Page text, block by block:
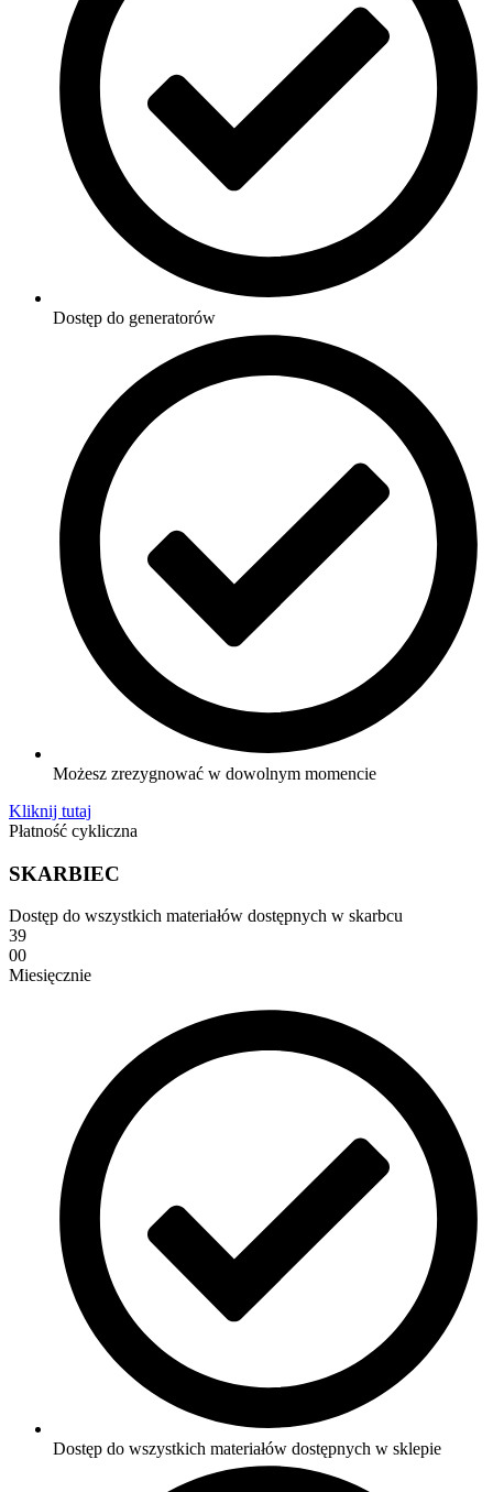
Dostęp do generatorów
Możesz zrezygnować w dowolnym momencie
Kliknij tutaj
Płatność cykliczna
SKARBIEC
Dostęp do wszystkich materiałów dostępnych w skarbcu
39
00
Miesięcznie
Dostęp do wszystkich materiałów dostępnych w sklepie